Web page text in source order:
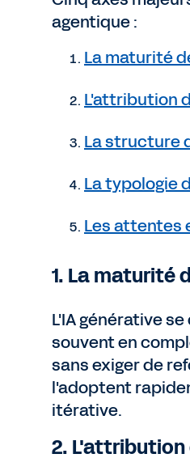
agentique :
La maturité
L'attribution
La structure
La typologie
Les attentes
1. La maturité
L'IA générative
souvent en
sans exiger de
l'adoptent
itérative.
2.